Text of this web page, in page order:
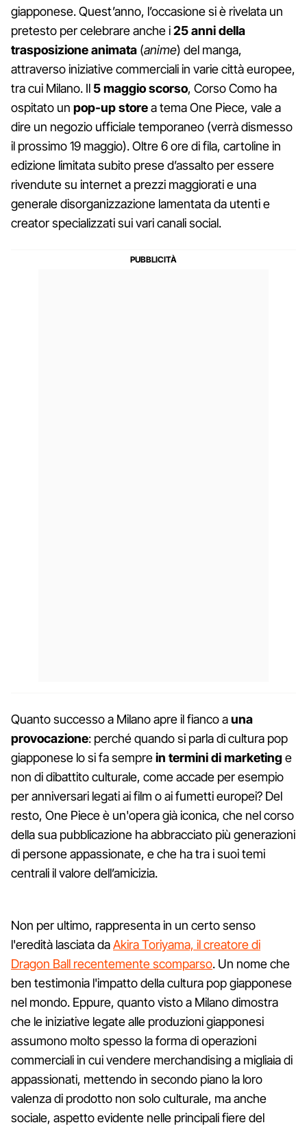
giapponese. Quest’anno, l’occasione si è rivelata un
pretesto per celebrare anche i25 anni della
trasposizione animata (anime) del manga,
attraverso iniziative commerciali in varie città europee,
tra cui Milano. Il 5 maggio scorso, Corso Como ha
ospitato un pop-up storea tema One Piece, vale a
dire un negozio ufficiale temporaneo (verrà dismesso
il prossimo 19 maggio). Oltre 6 ore di fila, cartoline in
edizione limitata subito prese d’assalto per essere
rivendute su internet a prezzi maggiorati e una
generale disorganizzazione lamentata da utenti e
creator specializzati sui vari canali social.
Quanto successo a Milano apre il fianco auna
provocazione: perché quando si parla di cultura pop
giapponese lo si fa semprein termini di marketing e
non di dibattito culturale, come accade per esempio
per anniversari legati ai film o ai fumetti europei? Del
resto, One Piece è un'opera già iconica, che nel corso
della sua pubblicazione ha abbracciato più generazioni
di persone appassionate, e che ha tra i suoi temi
centrali il valore dell’amicizia.
Non per ultimo, rappresenta in un certo senso
l'eredità lasciata daAkira Toriyama, il creatore di
Dragon Ball recentemente scomparso. Un nome che
ben testimonia l'impatto della cultura pop giapponese
nel mondo. Eppure, quanto visto a Milano dimostra
che le iniziative legate alle produzioni giapponesi
assumono molto spesso la forma di operazioni
commerciali in cui vendere merchandising a migliaia di
appassionati, mettendo in secondo piano la loro
valenza di prodotto non solo culturale, ma anche
sociale, aspetto evidente nelle principali fiere del